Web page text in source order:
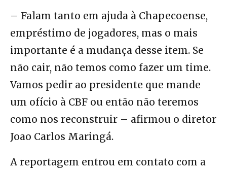
– Falam tanto em ajuda à Chapecoense,
empréstimo de jogadores, mas o mais
importante é a mudança desse item. Se
não cair, não temos como fazer um time.
Vamos pedir ao presidente que mande
um ofício à CBF ou então não teremos
como nos reconstruir – afirmou o diretor
Joao Carlos Maringá.
A reportagem entrou em contato com a